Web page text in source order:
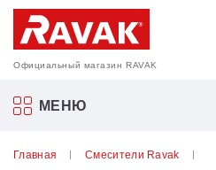
Официальный магазин RAVAK
МЕНЮ
Акриловые ванны
Главная
Смесители Ravak